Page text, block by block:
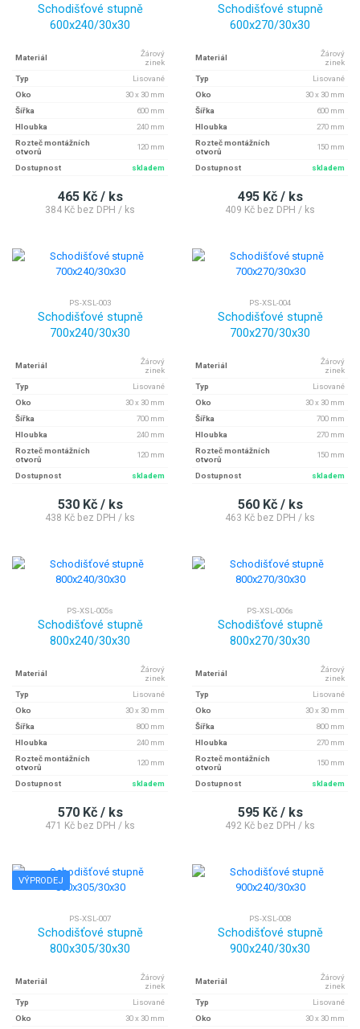
Schodišťové stupně
600x240/30x30
Materiál
Žárový
zinek
Typ
Lisované
Oko
30 x 30 mm
Šířka
600 mm
Hloubka
240 mm
Rozteč montážních
otvorů
120 mm
Dostupnost skladem
465 Kč / ks
384 Kč bez DPH / ks
Schodišťové stupně
600x270/30x30
Materiál
Žárový
zinek
Typ
Lisované
Oko
30 x 30 mm
Šířka
600 mm
Hloubka
270 mm
Rozteč montážních
otvorů
150 mm
Dostupnost skladem
495 Kč / ks
409 Kč bez DPH / ks
PS-XSL-003
Schodišťové stupně
700x240/30x30
Materiál
Žárový
zinek
Typ
Lisované
Oko
30 x 30 mm
Šířka
700 mm
Hloubka
240 mm
Rozteč montážních
otvorů
120 mm
Dostupnost skladem
530 Kč / ks
438 Kč bez DPH / ks
PS-XSL-004
Schodišťové stupně
700x270/30x30
Materiál
Žárový
zinek
Typ
Lisované
Oko
30 x 30 mm
Šířka
700 mm
Hloubka
270 mm
Rozteč montážních
otvorů
150 mm
Dostupnost skladem
560 Kč / ks
463 Kč bez DPH / ks
PS-XSL-005s
Schodišťové stupně
800x240/30x30
Materiál
Žárový
zinek
Typ
Lisované
Oko
30 x 30 mm
Šířka
800 mm
Hloubka
240 mm
Rozteč montážních
otvorů
120 mm
Dostupnost skladem
570 Kč / ks
471 Kč bez DPH / ks
PS-XSL-006s
Schodišťové stupně
800x270/30x30
Materiál
Žárový
zinek
Typ
Lisované
Oko
30 x 30 mm
Šířka
800 mm
Hloubka
270 mm
Rozteč montážních
otvorů
150 mm
Dostupnost skladem
595 Kč / ks
492 Kč bez DPH / ks
VÝPRODEJ
PS-XSL-007
Schodišťové stupně
800x305/30x30
Materiál
Žárový
zinek
Typ
Lisované
Oko
30 x 30 mm
PS-XSL-008
Schodišťové stupně
900x240/30x30
Materiál
Žárový
zinek
Typ
Lisované
Oko
30 x 30 mm